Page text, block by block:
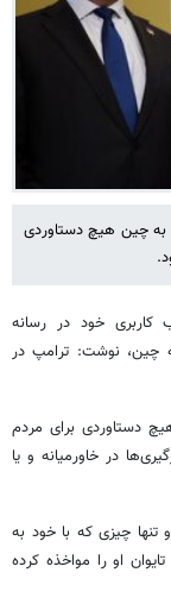
به چین هیچ دستاوردی
کاربری خود در رسانه
چین، نوشت: ترامپ در
دستاوردی برای مردم
در خاورمیانه و یا
تنها چیزی که با خود به
او را مواخذه کرده